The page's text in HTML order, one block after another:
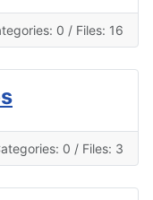
0 / Files: 16
0 / Files: 3